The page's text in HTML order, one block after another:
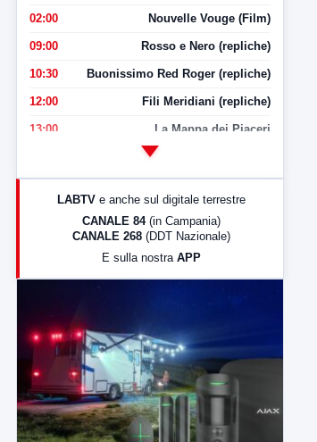
02:00 Nouvelle Vouge (Film)
09:00 Rosso e Nero (repliche)
10:30 Buonissimo Red Roger (repliche)
12:00 Fili Meridiani (repliche)
13:00 La Mappa dei Piaceri
LabNews (Diretta)
LABTV e anche sul digitale terrestre
CANALE 84 (in Campania)
CANALE 268 (DDT Nazionale)
E sulla nostra APP